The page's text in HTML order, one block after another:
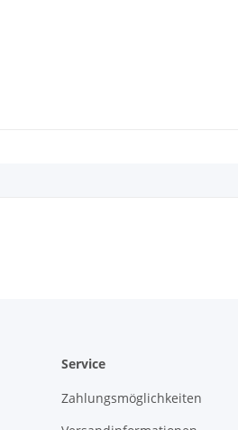
Service
Zahlungsmöglichkeiten